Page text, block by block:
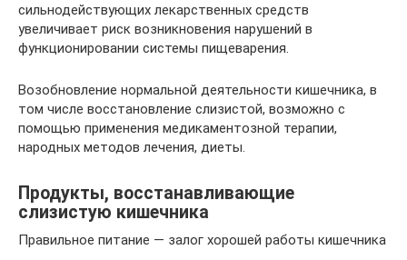
сильнодействующих лекарственных средств
увеличивает риск возникновения нарушений в
функционировании системы пищеварения.
Возобновление нормальной деятельности кишечника, в
том числе восстановление слизистой, возможно с
помощью применения медикаментозной терапии,
народных методов лечения, диеты.
Продукты, восстанавливающие
слизистую кишечника
Правильное питание — залог хорошей работы кишечника